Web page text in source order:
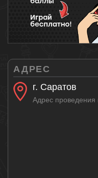
АДРЕС
г. Саратов
Адрес проведения